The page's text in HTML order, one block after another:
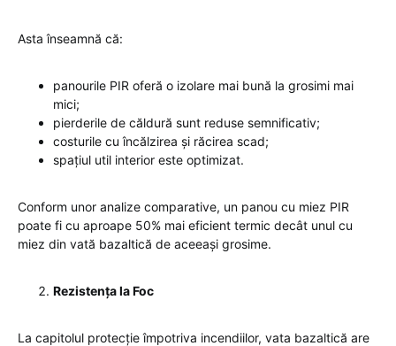
Asta înseamnă că:
panourile PIR oferă o izolare mai bună la grosimi mai
mici;
pierderile de căldură sunt reduse semnificativ;
costurile cu încălzirea și răcirea scad;
spațiul util interior este optimizat.
Conform unor analize comparative, un panou cu miez PIR
poate fi cu aproape 50% mai eficient termic decât unul cu
miez din vată bazaltică de aceeași grosime.
Rezistența la Foc
La capitolul protecție împotriva incendiilor, vata bazaltică are